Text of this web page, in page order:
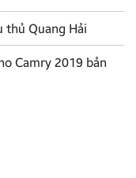
thủ Quang Hải
Camry 2019 bản